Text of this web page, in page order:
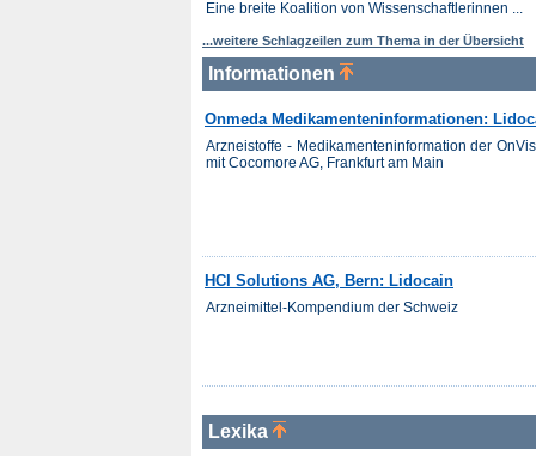
Eine breite Koalition von Wissenschaftlerinnen ...
...weitere Schlagzeilen zum Thema in der Übersicht
Informationen
Onmeda Medikamenteninformationen:
Arzneistoffe - Medikamenteninformation der
mit Cocomore AG, Frankfurt am Main
HCI Solutions AG, Bern: Lidocain
Arzneimittel-Kompendium der Schweiz
Lexika